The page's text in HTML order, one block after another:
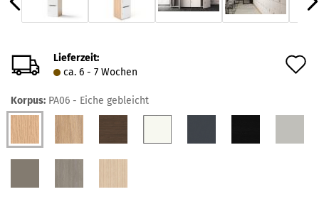
Lieferzeit:
ca. 6 - 7 Wochen
Korpus: PA06 - Eiche gebleicht